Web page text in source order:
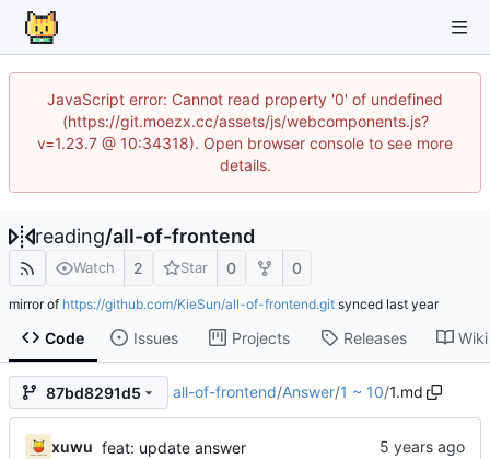
JavaScript error: Cannot read property '0' of undefined
(https://git.moezx.cc/assets/js/webcomponents.js?
v=1.23.7 @ 10:34318). Open browser console to see more
details.
reading/all-of-frontend
Watch 2 Star 0 0
mirror of https://github.com/KieSun/all-of-frontend.git synced
Code Issues Projects Releases Wiki
87bd8291d5 all-of-frontend/Answer/1 ~ 10/1.md
xuwu feat: update answer